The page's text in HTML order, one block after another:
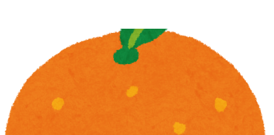
イベント・グッズ
YouTube